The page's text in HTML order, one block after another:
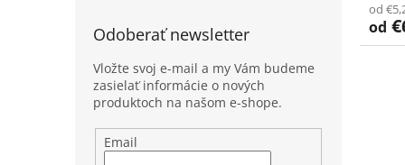
Odoberať newsletter
Vložte svoj e-mail a my Vám budeme
zasielať informácie o nových
produktoch na našom e-shope.
Přihlášení
Email
od
od